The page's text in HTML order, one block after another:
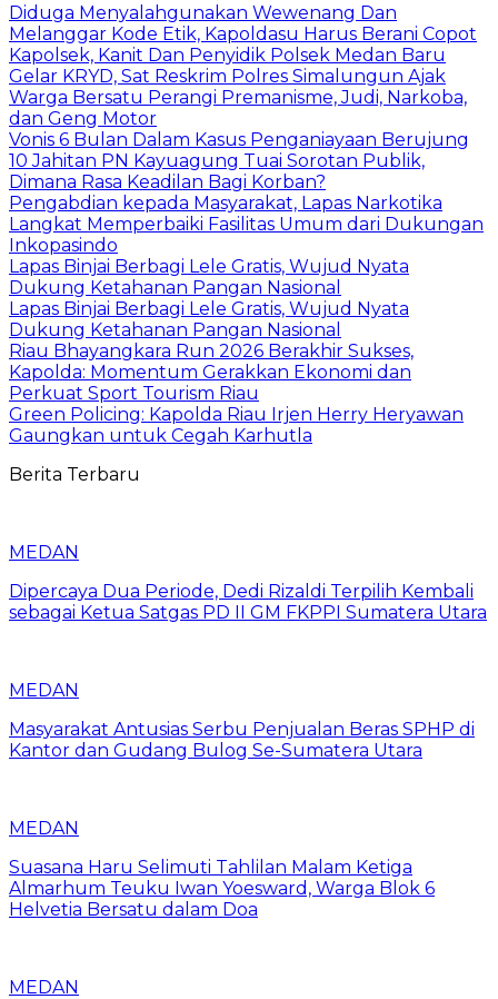
Diduga Menyalahgunakan Wewenang Dan
Melanggar Kode Etik, Kapoldasu Harus Berani Copot
Kapolsek, Kanit Dan Penyidik Polsek Medan Baru
Gelar KRYD, Sat Reskrim Polres Simalungun Ajak
Warga Bersatu Perangi Premanisme, Judi, Narkoba,
dan Geng Motor
Vonis 6 Bulan Dalam Kasus Penganiayaan Berujung
10 Jahitan PN Kayuagung Tuai Sorotan Publik,
Dimana Rasa Keadilan Bagi Korban?
Pengabdian kepada Masyarakat, Lapas Narkotika
Langkat Memperbaiki Fasilitas Umum dari Dukungan
Inkopasindo
Lapas Binjai Berbagi Lele Gratis, Wujud Nyata
Dukung Ketahanan Pangan Nasional
Lapas Binjai Berbagi Lele Gratis, Wujud Nyata
Dukung Ketahanan Pangan Nasional
Riau Bhayangkara Run 2026 Berakhir Sukses,
Kapolda: Momentum Gerakkan Ekonomi dan
Perkuat Sport Tourism Riau
Green Policing: Kapolda Riau Irjen Herry Heryawan
Gaungkan untuk Cegah Karhutla
Berita Terbaru
MEDAN
Dipercaya Dua Periode, Dedi Rizaldi Terpilih Kembali
sebagai Ketua Satgas PD II GM FKPPI Sumatera Utara
MEDAN
Masyarakat Antusias Serbu Penjualan Beras SPHP di
Kantor dan Gudang Bulog Se-Sumatera Utara
MEDAN
Suasana Haru Selimuti Tahlilan Malam Ketiga
Almarhum Teuku Iwan Yoesward, Warga Blok 6
Helvetia Bersatu dalam Doa
MEDAN